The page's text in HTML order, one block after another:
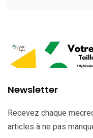
Newsletter
Recevez chaque
articles à ne pas